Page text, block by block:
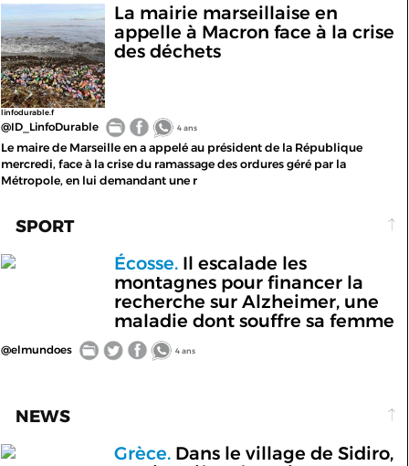
linfodurable.f
La mairie marseillaise en
appelle à Macron face à la crise
des déchets
@ID_LinfoDurable 4 ans
Le maire de Marseille en a appelé au président de la République
mercredi, face à la crise du ramassage des ordures géré par la
Métropole, en lui demandant une r
SPORT
Écosse.Il escalade les
montagnes pour financer la
recherche sur Alzheimer, une
maladie dont souffre sa femme
@elmundoes 4 ans
NEWS
Grèce.Dans le village de Sidiro,